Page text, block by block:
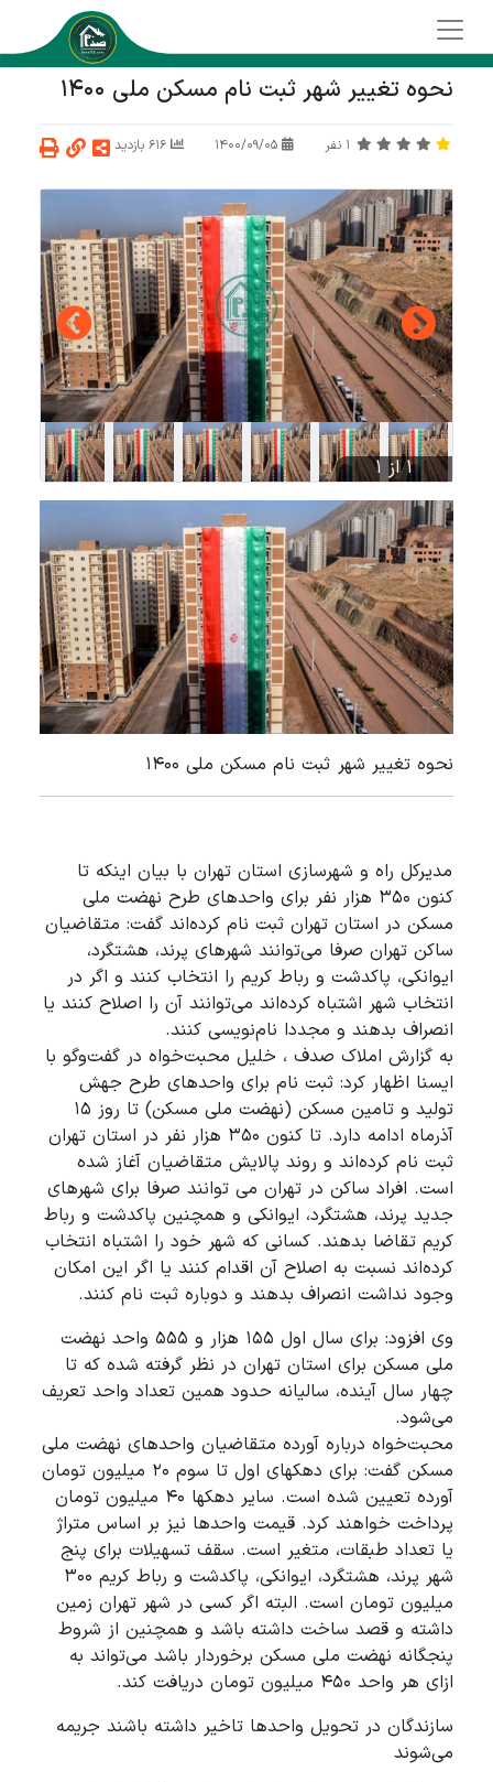
نحوه تغییر شهر ثبت نام مسکن ملی 1400
1 نفر
1 از 1
نحوه تغییر شهر ثبت نام مسکن ملی 1400
مدیرکل راه و شهرسازی استان تهران با بیان اینکه تا
کنون ۳۵۰ هزار نفر برای واحدهای طرح نهضت ملی
مسکن در استان تهران ثبت نام کرده‌اند گفت: متقاضیان
ساکن تهران صرفا می‌توانند شهرهای پرند، هشتگرد،
ایوانکی، پاکدشت و رباط کریم را انتخاب کنند و اگر در
انتخاب شهر اشتباه کرده‌اند می‌توانند آن را اصلاح کنند یا
انصراف بدهند و مجددا نام‌نویسی کنند.
به گزارش املاک صدف ، خلیل محبت‌خواه در گفت‌وگو با
ایسنا اظهار کرد: ثبت نام برای واحدهای طرح جهش
تولید و تامین مسکن (نهضت ملی مسکن) تا روز ۱۵
آذرماه ادامه دارد. تا کنون ۳۵۰ هزار نفر در استان تهران
ثبت نام کرده‌اند و روند پالایش متقاضیان آغاز شده
است. افراد ساکن در تهران می توانند صرفا برای شهرهای
جدید پرند، هشتگرد، ایوانکی و همچنین پاکدشت و رباط
کریم تقاضا بدهند. کسانی که شهر خود را اشتباه انتخاب
کرده‌اند نسبت به اصلاح آن اقدام کنند یا اگر این امکان
وجود نداشت انصراف بدهند و دوباره ثبت نام کنند.
وی افزود: برای سال اول ۱۵۵ هزار و ۵۵۵ واحد نهضت
ملی مسکن برای استان تهران در نظر گرفته شده که تا
چهار سال آینده، سالیانه حدود همین تعداد واحد تعریف
می‌شود.
محبت‌خواه درباره آورده متقاضیان واحدهای نهضت ملی
مسکن گفت: برای دهکهای اول تا سوم ۲۰ میلیون تومان
آورده تعیین شده است. سایر دهکها ۴۰ میلیون تومان
پرداخت خواهند کرد. قیمت واحدها نیز بر اساس متراژ
یا تعداد طبقات، متغیر است. سقف تسهیلات برای پنج
شهر پرند، هشتگرد، ایوانکی، پاکدشت و رباط کریم ۳۰۰
میلیون تومان است. البته اگر کسی در شهر تهران زمین
داشته و قصد ساخت داشته باشد و همچنین از شروط
پنجگانه نهضت ملی مسکن برخوردار باشد می‌تواند به
ازای هر واحد ۴۵۰ میلیون تومان دریافت کند.
سازندگان در تحویل واحدها تاخیر داشته باشند جریمه
می‌شوند